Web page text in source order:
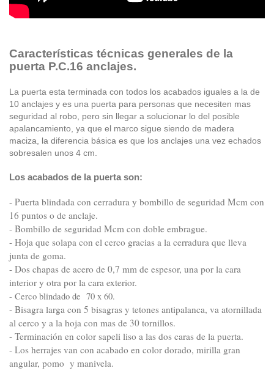
Características técnicas generales de la
puerta P.C.16 anclajes.
La puerta esta terminada con todos los acabados iguales a la de
10 anclajes y es una puerta para personas que necesiten mas
seguridad al robo, pero sin llegar a solucionar lo del posible
apalancamiento, ya que el marco sigue siendo de madera
maciza, la diferencia básica es que los anclajes una vez echados
sobresalen unos 4 cm.
Los acabados de la puerta son:
- Puerta blindada con cerradura y bombillo de seguridad Mcm con
16 puntos o de anclaje.
- Bombillo de seguridad Mcm con doble embrague.
- Hoja que solapa con el cerco gracias a la cerradura que lleva
junta de goma.
- Dos chapas de acero de 0,7 mm de espesor, una por la cara
interior y otra por la cara exterior.
- Cerco blindado de 70 x 60.
- Bisagra larga con 5 bisagras y tetones antipalanca, va atornillada
al cerco y a la hoja con mas de 30 tornillos.
- Terminación en color sapeli liso a las dos caras de la puerta.
- Los herrajes van con acabado en color dorado, mirilla gran
angular, pomo y manivela.